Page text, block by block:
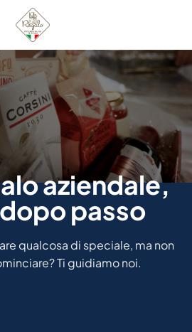
aziendale,
passo
qualcosa di speciale, ma non
Ti guidiamo noi.